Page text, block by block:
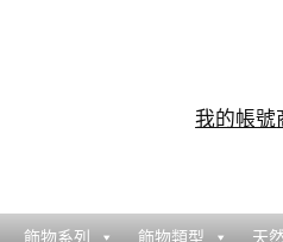
我的帳號
飾物系列 飾物類型 天